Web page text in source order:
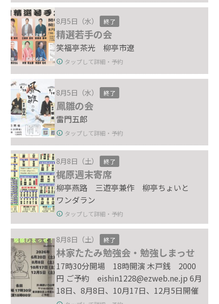
8月5日（水） 終了
精選若手の会
笑福亭茶光 柳亭市遼
タップして詳細・予約
8月5日（水） 終了
鳳雛の会
雷門五郎
タップして詳細・予約
8月8日（土） 終了
梶原週末寄席
柳亭燕路 三遊亭兼作 柳亭ちょいと
ワンダラン
タップして詳細・予約
8月8日（土） 終了
林家たたみ勉強会・勉強しまっせ
17時30分開場 18時開演 木戸銭 2000
円 ご予約 eishin1228@ezweb.ne.jp 6月
18日、8月8日、10月17日、12月5日開催